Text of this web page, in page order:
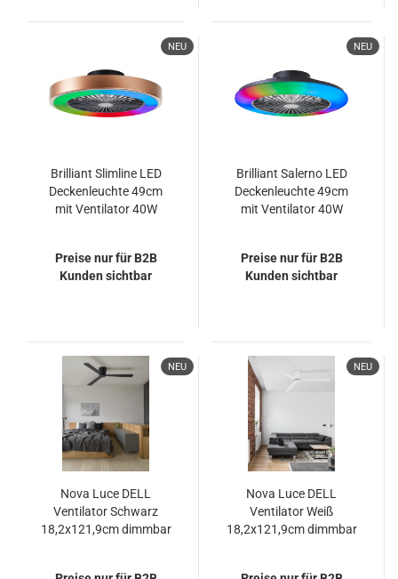
NEU
Brilliant Slimline LED
Deckenleuchte 49cm
mit Ventilator 40W
Ventilator G60060/86
Preise nur für B2B
Kunden sichtbar
NEU
Brilliant Salerno LED
Deckenleuchte 49cm
mit Ventilator 40W
G60020/06
Preise nur für B2B
Kunden sichtbar
NEU
Nova Luce DELL
Ventilator Schwarz
18,2x121,9cm dimmbar
NEU
Nova Luce DELL
Ventilator Weiß
18,2x121,9cm dimmbar